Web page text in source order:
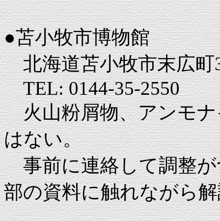
●苫小牧市博物館
北海道苫小牧市末広町
TEL: 0144-35-2550
火山粉屑物、アンモナ
はない。
事前に連絡して調整が
部の資料に触れながら